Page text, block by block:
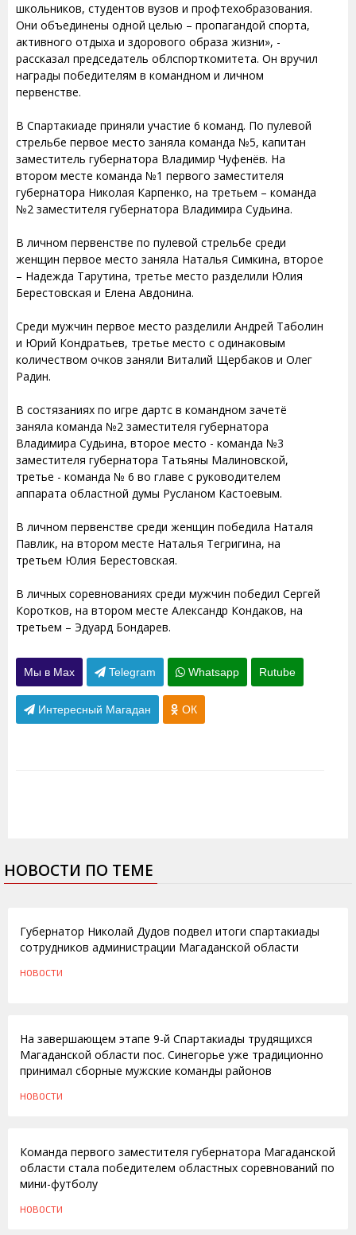
школьников, студентов вузов и профтехобразования.
Они объединены одной целью – пропагандой спорта,
активного отдыха и здорового образа жизни», -
рассказал председатель облспорткомитета. Он вручил
награды победителям в командном и личном
первенстве.
В Спартакиаде приняли участие 6 команд. По пулевой
стрельбе первое место заняла команда №5, капитан
заместитель губернатора Владимир Чуфенёв. На
втором месте команда №1 первого заместителя
губернатора Николая Карпенко, на третьем – команда
№2 заместителя губернатора Владимира Судьина.
В личном первенстве по пулевой стрельбе среди
женщин первое место заняла Наталья Симкина, второе
– Надежда Тарутина, третье место разделили Юлия
Берестовская и Елена Авдонина.
Среди мужчин первое место разделили Андрей Таболин
и Юрий Кондратьев, третье место с одинаковым
количеством очков заняли Виталий Щербаков и Олег
Радин.
В состязаниях по игре дартс в командном зачетё
заняла команда №2 заместителя губернатора
Владимира Судьина, второе место - команда №3
заместителя губернатора Татьяны Малиновской,
третье - команда № 6 во главе с руководителем
аппарата областной думы Русланом Кастоевым.
В личном первенстве среди женщин победила Наталя
Павлик, на втором месте Наталья Тегригина, на
третьем Юлия Берестовская.
В личных соревнованиях среди мужчин победил Сергей
Коротков, на втором месте Александр Кондаков, на
третьем – Эдуард Бондарев.
Мы в Max Telegram Whatsapp Rutube
Интересный Магадан ОК
НОВОСТИ ПО ТЕМЕ
Губернатор Николай Дудов подвел итоги спартакиады
сотрудников администрации Магаданской области
НОВОСТИ
На завершающем этапе 9-й Спартакиады трудящихся
Магаданской области пос. Синегорье уже традиционно
принимал сборные мужские команды районов
НОВОСТИ
Команда первого заместителя губернатора Магаданской
области стала победителем областных соревнований по
мини-футболу
НОВОСТИ